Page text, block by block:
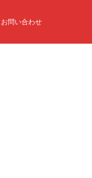
お問い合わせ